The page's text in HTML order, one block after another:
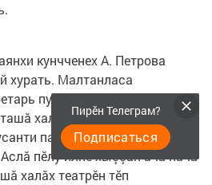
кунчченех А. Петрова
хурать. Малтанласа
пулса ӗçленӗ, унтан,
халăх театрӗн репетиторӗ
патшалăх культура
пӗлӳ илнӗ хыççăн ача-пăча
халăх театрӗн тӗп
Пирӗн Телеграм?
Подписаться